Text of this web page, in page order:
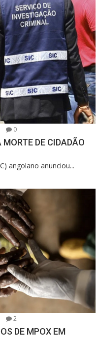
0
DE CIDADÃO
angolano anunciou...
2
DE MPOX EM